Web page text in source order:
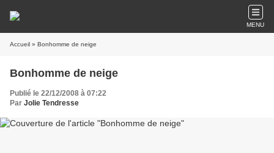
MENU
Accueil » Bonhomme de neige
Bonhomme de neige
Publié le 22/12/2008 à 07:22
Par Jolie Tendresse